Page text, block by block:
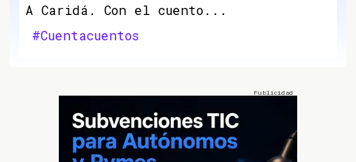
A Caridá. Con el cuento...
#Cuentacuentos